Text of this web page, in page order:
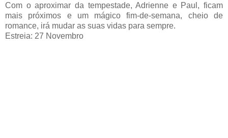
Com o aproximar da tempestade, Adrienne e Paul, ficam
mais próximos e um mágico fim-de-semana, cheio de
romance, irá mudar as suas vidas para sempre.
Estreia: 27 Novembro